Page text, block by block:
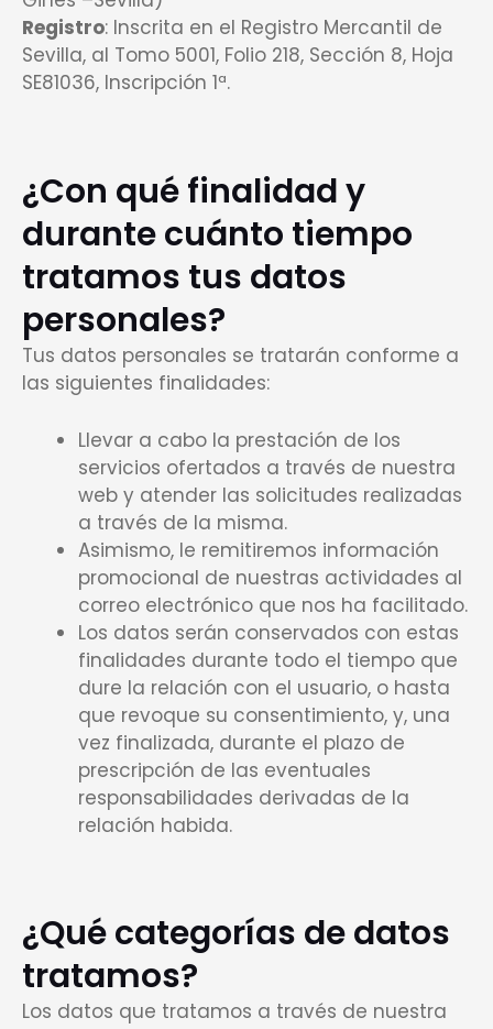
Registro: Inscrita en el Registro Mercantil de
Sevilla, al Tomo 5001, Folio 218, Sección 8, Hoja
SE81036, Inscripción 1ª.
¿Con qué finalidad y
durante cuánto tiempo
tratamos tus datos
personales?
Tus datos personales se tratarán conforme a
las siguientes finalidades:
Llevar a cabo la prestación de los
servicios ofertados a través de nuestra
web y atender las solicitudes realizadas
a través de la misma.
Asimismo, le remitiremos información
promocional de nuestras actividades al
correo electrónico que nos ha facilitado.
Los datos serán conservados con estas
finalidades durante todo el tiempo que
dure la relación con el usuario, o hasta
que revoque su consentimiento, y, una
vez finalizada, durante el plazo de
prescripción de las eventuales
responsabilidades derivadas de la
relación habida.
¿Qué categorías de datos
tratamos?
Los datos que tratamos a través de nuestra